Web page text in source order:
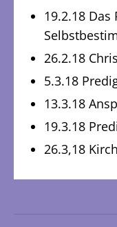
19.2.18 Das
26.2.18
5.3.18
13.3.18
19.3.18
26.3,18